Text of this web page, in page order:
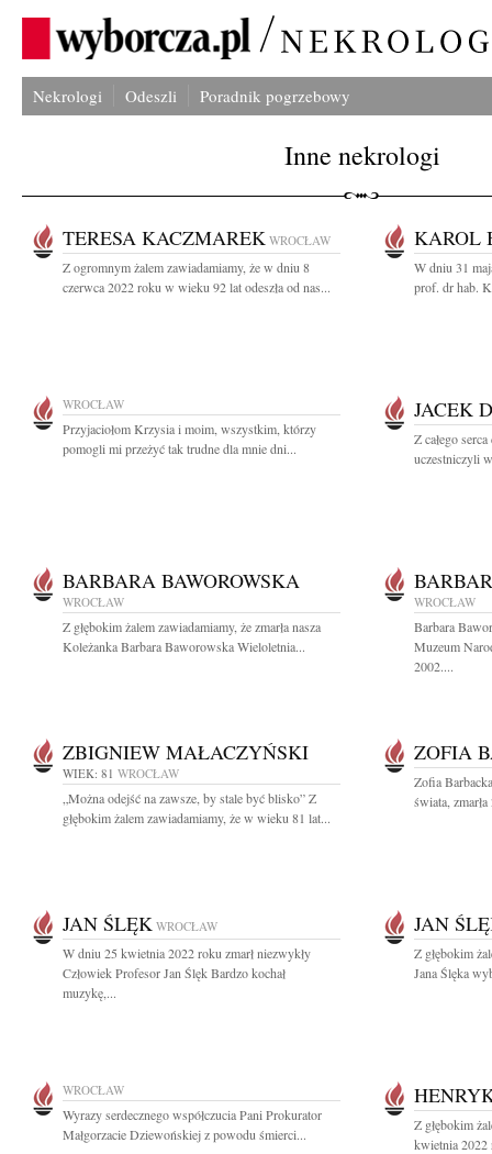
Nekrologi Odeszli Poradnik pogrzebowy
Inne nekrologi
TERESA KACZMAREK WROCŁAW
Z ogromnym żalem zawiadamiamy, że w dniu 8
czerwca 2022 roku w wieku 92 lat odeszła od nas...
KAROL
W dniu 31
prof. dr hab.
WROCŁAW
Przyjaciołom Krzysia i moim, wszystkim, którzy
pomogli mi przeżyć tak trudne dla mnie dni...
JACEK
Z całego
uczestniczyli
BARBARA BAWOROWSKA
WROCŁAW
Z głębokim żalem zawiadamiamy, że zmarła nasza
Koleżanka Barbara Baworowska Wieloletnia...
WROCŁAW
Barbara
Muzeum
2002....
ZBIGNIEW MAŁACZYŃSKI
WIEK: 81 WROCŁAW
„Można odejść na zawsze, by stale być blisko” Z
głębokim żalem zawiadamiamy, że w wieku 81 lat...
ZOFIA
Zofia
świata,
JAN ŚLĘK WROCŁAW
W dniu 25 kwietnia 2022 roku zmarł niezwykły
Człowiek Profesor Jan Ślęk Bardzo kochał
muzykę,...
JAN
Z głębokim
Jana Ślęka
WROCŁAW
Wyrazy serdecznego współczucia Pani Prokurator
Małgorzacie Dziewońskiej z powodu śmierci...
Z głębokim
kwietnia